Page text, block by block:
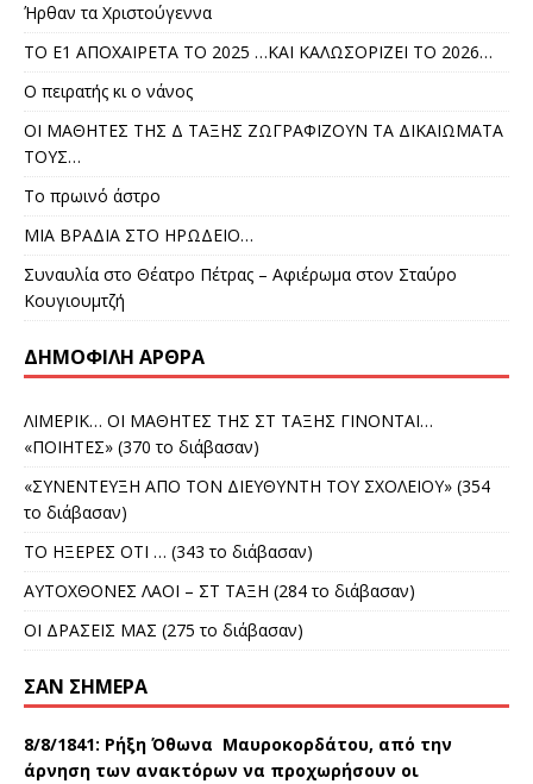
Ήρθαν τα Χριστούγεννα
ΤΟ Ε1 ΑΠΟΧΑΙΡΕΤΑ ΤΟ 2025 …ΚΑΙ ΚΑΛΩΣΟΡΙΖΕΙ ΤΟ 2026…
Ο πειρατής κι ο νάνος
ΟΙ ΜΑΘΗΤΕΣ ΤΗΣ Δ ΤΑΞΗΣ ΖΩΓΡΑΦΙΖΟΥΝ ΤΑ ΔΙΚΑΙΩΜΑΤΑ
ΤΟΥΣ…
Το πρωινό άστρο
ΜΙΑ ΒΡΑΔΙΑ ΣΤΟ ΗΡΩΔΕΙΟ…
Συναυλία στο Θέατρο Πέτρας – Αφιέρωμα στον Σταύρο
Κουγιουμτζή
ΔΗΜΟΦΙΛΉ ΆΡΘΡΑ
ΛΙΜΕΡΙΚ… ΟΙ ΜΑΘΗΤΕΣ ΤΗΣ ΣΤ ΤΑΞΗΣ ΓΙΝΟΝΤΑΙ…
«ΠΟΙΗΤΕΣ» (370 το διάβασαν)
«ΣΥΝΕΝΤΕΥΞΗ ΑΠΟ ΤΟΝ ΔΙΕΥΘΥΝΤΗ ΤΟΥ ΣΧΟΛΕΙΟΥ» (354
το διάβασαν)
ΤΟ ΗΞΕΡΕΣ ΟΤΙ … (343 το διάβασαν)
ΑΥΤΟΧΘΟΝΕΣ ΛΑΟΙ – ΣΤ ΤΑΞΗ (284 το διάβασαν)
ΟΙ ΔΡΑΣΕΙΣ ΜΑΣ (275 το διάβασαν)
ΣΑΝ ΣΉΜΕΡΑ
8/8/1841: Ρήξη Όθωνα  Μαυροκορδάτου, από την
άρνηση των ανακτόρων να προχωρήσουν οι